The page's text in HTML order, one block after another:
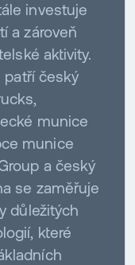
investuje
a zároveň
aktivity.
patří český
munice
munice
a český
se zaměřuje
důležitých
které